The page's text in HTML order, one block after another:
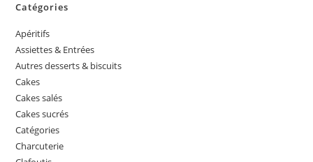
Catégories
Apéritifs
Assiettes & Entrées
Autres desserts & biscuits
Cakes
Cakes salés
Cakes sucrés
Catégories
Charcuterie